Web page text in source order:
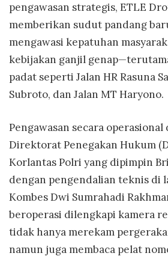
pengawasan strategis, ETLE
memberikan sudut pandang
mengawasi kepatuhan
kebijakan ganjil
padat seperti Jalan HR Rasuna
Subroto, dan Jalan MT Haryono.
Pengawasan secara
Direktorat Penegakan Hukum
Korlantas Polri yang dipimpin
dengan pengendalian teknis di
Kombes Dwi Sumrahadi
beroperasi dilengkapi kamera
tidak hanya merekam
namun juga membaca pelat